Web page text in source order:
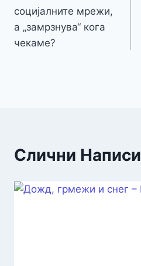
социјалните мрежи,
а „замрзнува“ кога
чекаме?
Слични Написи